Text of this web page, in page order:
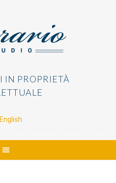
IN PROPRIETÀ
English